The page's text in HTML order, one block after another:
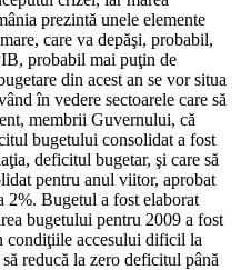
prezintă unele elemente
care va depăşi, probabil,
probabil mai puţin de
din acest an se vor situa
în vedere sectoarele care să
membrii Guvernului, că
bugetului consolidat a fost
deficitul bugetar, şi care să
pentru anul viitor, aprobat
Bugetul a fost elaborat
bugetului pentru 2009 a fost
condiţiile accesului dificil la
reducă la zero deficitul până